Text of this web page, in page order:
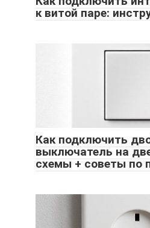
к витой паре:
Как подключить
выключатель на
схемы + советы по